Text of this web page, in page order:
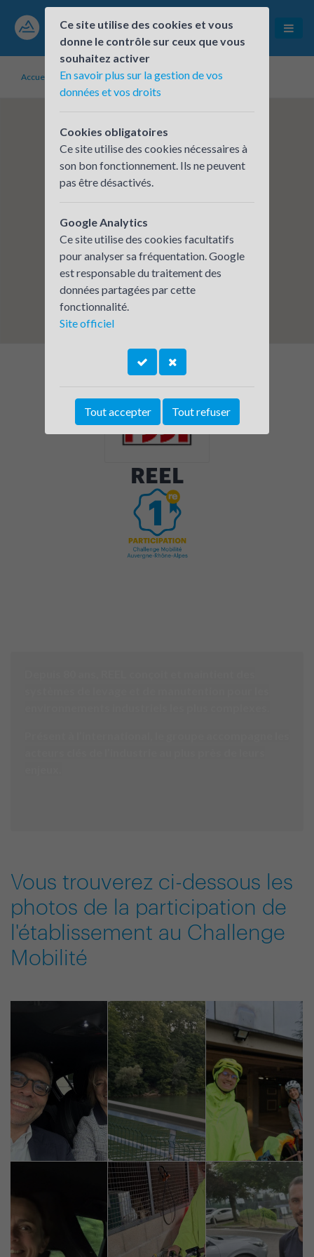
Accueil Établissements inscrits REEL
REEL
Vous trouverez ci-dessous les
photos de la participation de
l'établissement au Challenge
Mobilité
Ce site utilise des cookies et vous
donne le contrôle sur ceux que vous
souhaitez activer
En savoir plus sur la gestion de vos
données et vos droits
Cookies obligatoires
Ce site utilise des cookies nécessaires à
son bon fonctionnement. Ils ne peuvent
pas être désactivés.
Google Analytics
Ce site utilise des cookies facultatifs
pour analyser sa fréquentation. Google
est responsable du traitement des
données partagées par cette
fonctionnalité.
Site officiel
Tout accepter Tout refuser